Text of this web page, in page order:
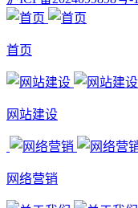
首页
网站建设
网络营销